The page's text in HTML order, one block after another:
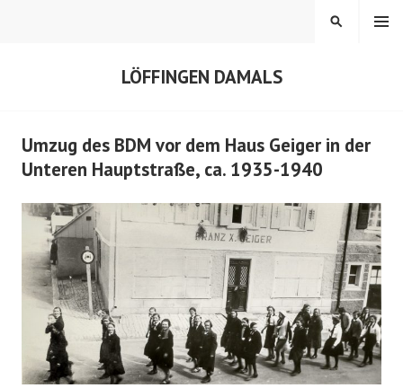
LÖFFINGEN DAMALS
MENÜ
SUCHEN
Umzug des BDM vor dem Haus Geiger in der
Unteren Hauptstraße, ca. 1935-1940